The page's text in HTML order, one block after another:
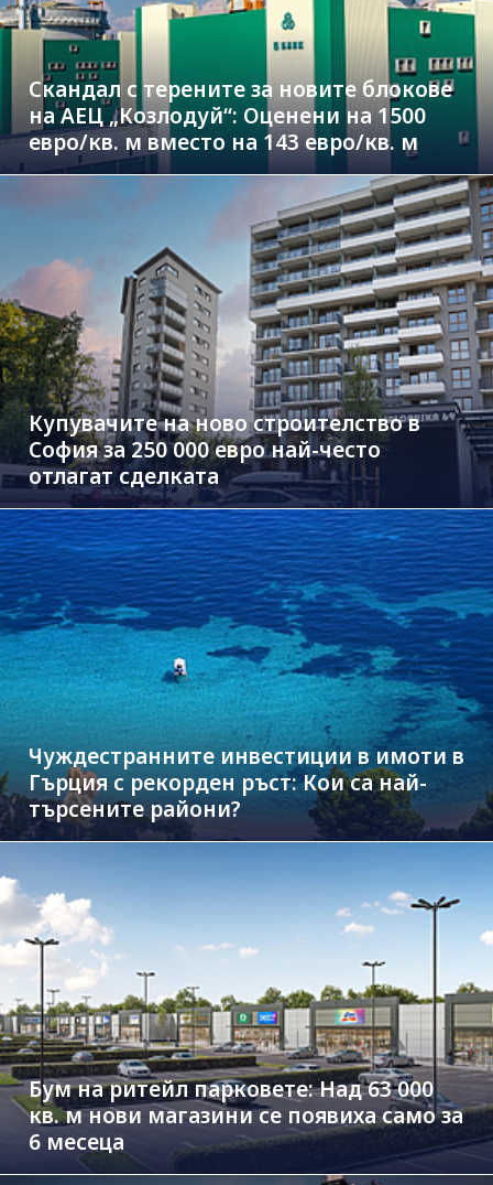
Скандал с терените за новите блокове
на АЕЦ „Козлодуй“: Оценени на 1500
евро/кв. м вместо на 143 евро/кв. м
Купувачите на ново строителство в
София за 250 000 евро най-често
отлагат сделката
Чуждестранните инвестиции в имоти в
Гърция с рекорден ръст: Кои са най-
търсените райони?
Бум на ритейл парковете: Над 63 000
кв. м нови магазини се появиха само за
6 месеца